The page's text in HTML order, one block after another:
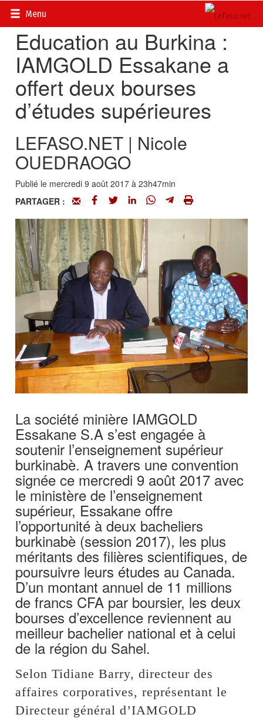
Menu
Accueil>
Education au Burkina :
IAMGOLD Essakane a
offert deux bourses
d’études supérieures
LEFASO.NET | Nicole
OUEDRAOGO
Publié le mercredi 9 août 2017 à 23h47min
PARTAGER :
La société minière IAMGOLD
Essakane S.A s’est engagée à
soutenir l’enseignement supérieur
burkinabè. A travers une convention
signée ce mercredi 9 août 2017 avec
le ministère de l’enseignement
supérieur, Essakane offre
l’opportunité à deux bacheliers
burkinabè (session 2017), les plus
méritants des filières scientifiques, de
poursuivre leurs études au Canada.
D’un montant annuel de 11 millions
de francs CFA par boursier, les deux
bourses d’excellence reviennent au
meilleur bachelier national et à celui
de la région du Sahel.
Selon Tidiane Barry, directeur des
affaires corporatives, représentant le
Directeur général d’IAMGOLD